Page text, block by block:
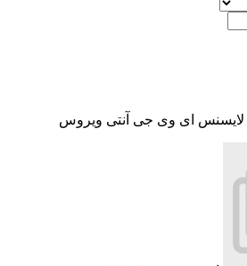
لایسنس ای وی جی آنتی ویروس